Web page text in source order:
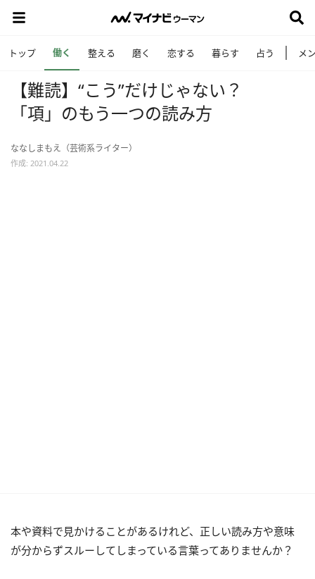
トップ 働く 整える 磨く 恋する 暮らす 占う メ
【難読】“こう”だけじゃない？
「項」のもう一つの読み方
ななしまもえ（芸術系ライター）
作成: 2021.04.22
本や資料で見かけることがあるけれど、正しい読み方や意味
が分からずスルーしてしまっている言葉ってありませんか？